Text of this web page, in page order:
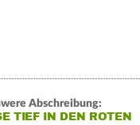
Abschreibung:
TIEF IN DEN ROTEN